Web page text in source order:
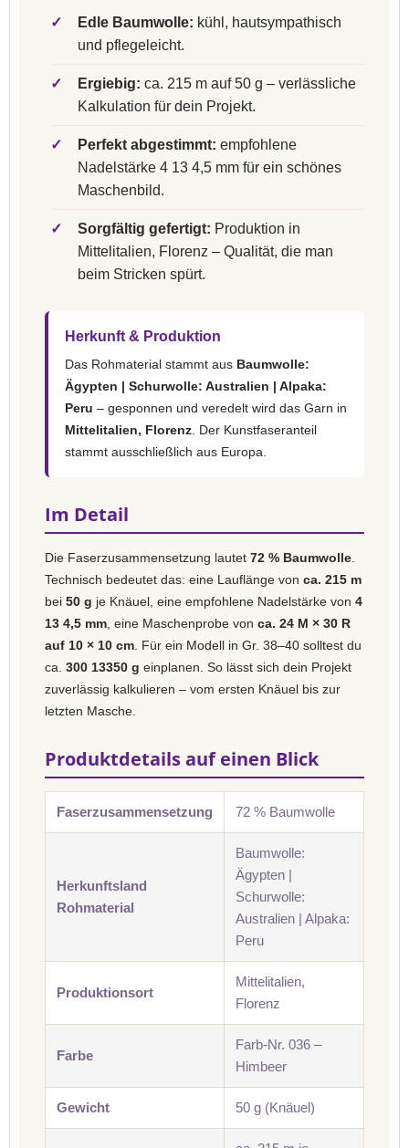
✓ Edle Baumwolle: kühl, hautsympathisch
und pflegeleicht.
✓ Ergiebig: ca. 215 m auf 50 g – verlässliche
Kalkulation für dein Projekt.
✓ Perfekt abgestimmt: empfohlene
Nadelstärke 4 13 4,5 mm für ein schönes
Maschenbild.
✓ Sorgfältig gefertigt: Produktion in
Mittelitalien, Florenz – Qualität, die man
beim Stricken spürt.
Herkunft & Produktion
Das Rohmaterial stammt aus Baumwolle:
Ägypten | Schurwolle: Australien | Alpaka:
Peru – gesponnen und veredelt wird das Garn in
Mittelitalien, Florenz . Der Kunstfaseranteil
stammt ausschließlich aus Europa.
Im Detail
Die Faserzusammensetzung lautet 72 % Baumwolle
Technisch bedeutet das: eine Lauflänge von ca. 215 m
bei 50 g je Knäuel, eine empfohlene Nadelstärke von 4
13 4,5 mm , eine Maschenprobe von ca. 24 M × 30 R
auf 10 × 10 cm . Für ein Modell in Gr. 38–40 solltest du
ca. 300 13350 g einplanen. So lässt sich dein Projekt
zuverlässig kalkulieren – vom ersten Knäuel bis zur
letzten Masche.
Produktdetails auf einen Blick
Faserzusammensetzung 72 % Baumwolle
Herkunftsland
Rohmaterial
Baumwolle:
Ägypten |
Schurwolle:
Australien | Alpaka:
Peru
Produktionsort
Mittelitalien,
Florenz
Farbe
Farb-Nr. 036 –
Himbeer
Gewicht 50 g (Knäuel)